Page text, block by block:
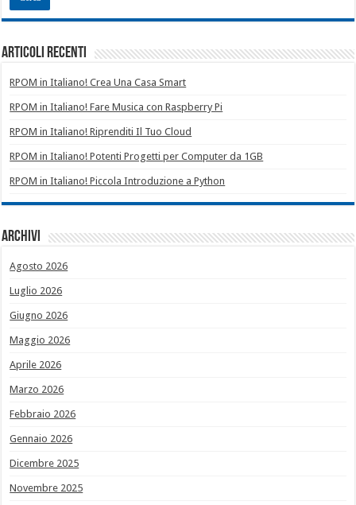
Articoli recenti
RPOM in Italiano! Crea Una Casa Smart
RPOM in Italiano! Fare Musica con Raspberry Pi
RPOM in Italiano! Riprenditi Il Tuo Cloud
RPOM in Italiano! Potenti Progetti per Computer da 1GB
RPOM in Italiano! Piccola Introduzione a Python
Archivi
Agosto 2026
Luglio 2026
Giugno 2026
Maggio 2026
Aprile 2026
Marzo 2026
Febbraio 2026
Gennaio 2026
Dicembre 2025
Novembre 2025